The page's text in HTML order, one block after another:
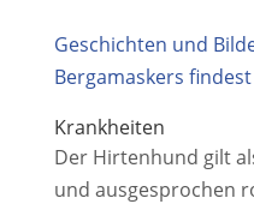
Geschichten und
Bergamaskers
Krankheiten
Der Hirtenhund gilt
und ausgesprochen